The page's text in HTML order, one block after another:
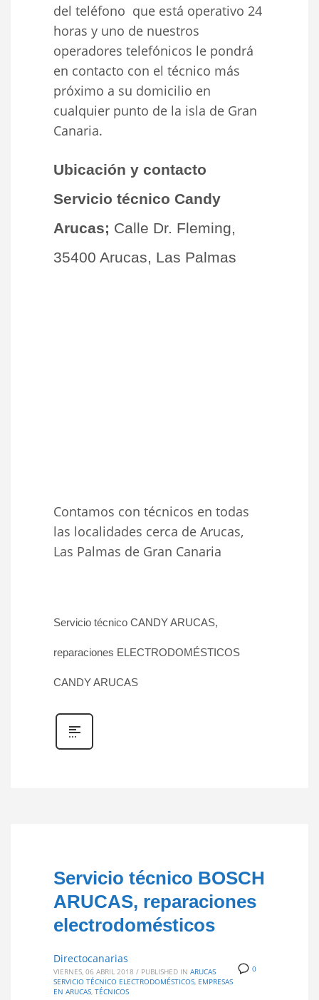
del teléfono que está operativo 24
horas y uno de nuestros
operadores telefónicos le pondrá
en contacto con el técnico más
próximo a su domicilio en
cualquier punto de la isla de Gran
Canaria.
Ubicación y contacto
Servicio técnico Candy
Arucas; Calle Dr. Fleming,
35400 Arucas, Las Palmas
Contamos con técnicos en todas
las localidades cerca de Arucas,
Las Palmas de Gran Canaria
Servicio técnico CANDY ARUCAS,
reparaciones ELECTRODOMÉSTICOS
CANDY ARUCAS
Servicio técnico BOSCH
ARUCAS, reparaciones
electrodomésticos
0
Directocanarias
VIERNES, 06 ABRIL 2018 / PUBLISHED IN ARUCAS
SERVICIO TÉCNICO ELECTRODOMÉSTICOS EMPRESAS
EN ARUCAS TÉCNICOS